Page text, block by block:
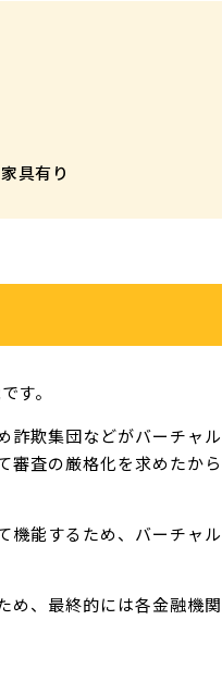
具有り
す。
詐欺集団などがバーチャル
審査の厳格化を求めたから
機能するため、バーチャル
め、最終的には各金融機関